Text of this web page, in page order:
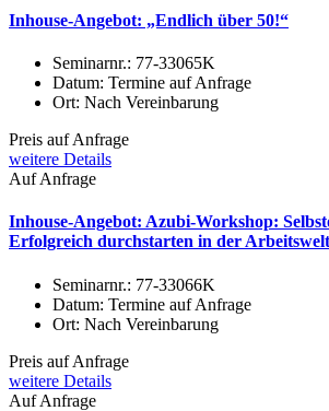
Inhouse-Angebot: „Endlich über 50!“
Seminarnr.: 77-33065K
Datum: Termine auf Anfrage
Ort: Nach Vereinbarung
Preis auf Anfrage
weitere Details
Auf Anfrage
Inhouse-Angebot: Azubi-Workshop:
Erfolgreich durchstarten in der
Seminarnr.: 77-33066K
Datum: Termine auf Anfrage
Ort: Nach Vereinbarung
Preis auf Anfrage
weitere Details
Auf Anfrage